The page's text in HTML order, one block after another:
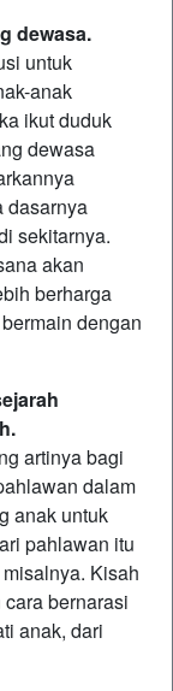
dewasa.
untuk
anak
ikut duduk
dewasa
dasarnya
sekitarnya.
akan
berharga
dengan
artinya bagi
dalam
anak untuk
pahlawan itu
Kisah
bernarasi
anak, dari